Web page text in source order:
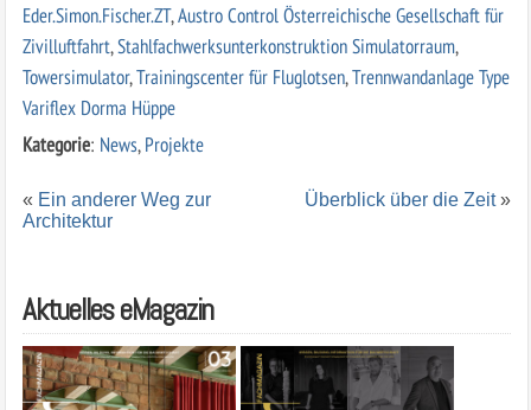
Eder.Simon.Fischer.ZT,Austro Control Österreichische Gesellschaft für
Zivilluftfahrt,Stahlfachwerksunterkonstruktion Simulatorraum,
Towersimulator,Trainingscenter für Fluglotsen,Trennwandanlage Type
Variflex Dorma Hüppe
Kategorie: News,Projekte
« Ein anderer Weg zur
Architektur
Überblick über die Zeit»
Aktuelles eMagazin